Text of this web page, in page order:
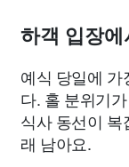
하객 입장에
예식 당일에
다. 홀 분위기
식사 동선이 복
래 남아요.